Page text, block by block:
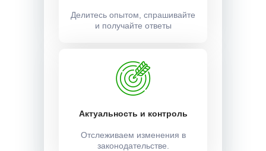
Делитесь опытом, спрашивайте
и получайте ответы
Актуальность и контроль
Отслеживаем изменения в
законодательстве.